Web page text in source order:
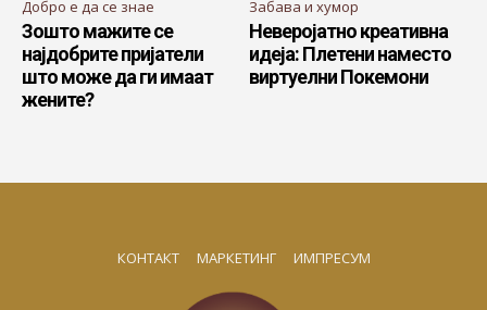
Добро е да се знае
Зошто мажите се
најдобрите пријатели
што може да ги имаат
жените?
Забава и хумор
Неверојатно креативна
идеја: Плетени наместо
виртуелни Покемони
КОНТАКТ МАРКЕТИНГ ИМПРЕСУМ